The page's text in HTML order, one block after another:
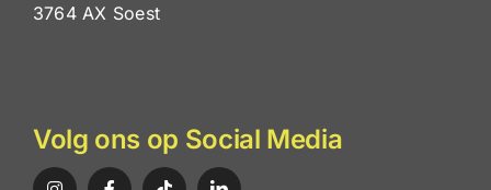
3764 AX Soest
Volg ons op Social Media